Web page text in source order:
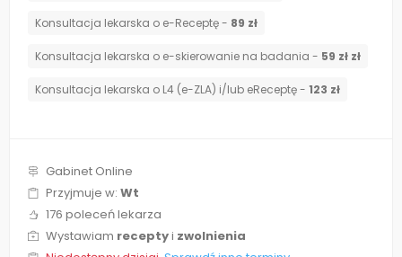
Konsultacja lekarska o e-Receptę - 89 zł
Konsultacja lekarska o e-skierowanie na badania - 59 zł zł
Konsultacja lekarska o L4 (e-ZLA) i/lub eReceptę - 123 zł
Gabinet Online
Przyjmuje w: Wt
176 poleceń lekarza
Wystawiam receptyi zwolnienia